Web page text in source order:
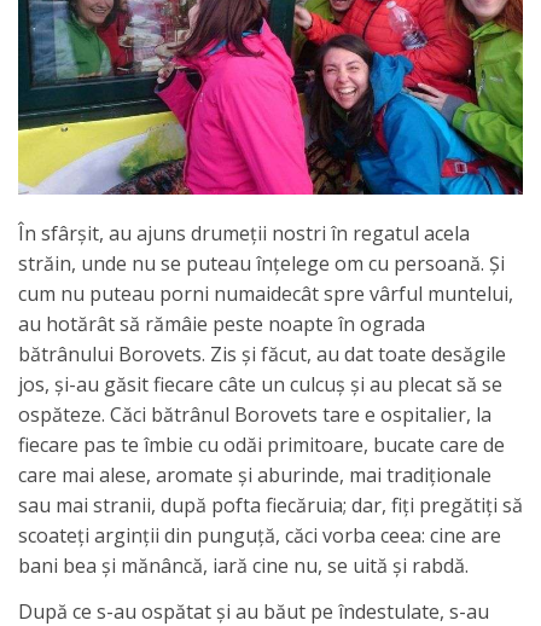
În sfârşit, au ajuns drumeţii nostri în regatul acela
străin, unde nu se puteau înţelege om cu persoană. Şi
cum nu puteau porni numaidecât spre vârful muntelui,
au hotărât să rămâie peste noapte în ograda
bătrânului Borovets. Zis şi făcut, au dat toate desăgile
jos, şi-au găsit fiecare câte un culcuş şi au plecat să se
ospăteze. Căci bătrânul Borovets tare e ospitalier, la
fiecare pas te îmbie cu odăi primitoare, bucate care de
care mai alese, aromate şi aburinde, mai tradiţionale
sau mai stranii, după pofta fiecăruia; dar, fiţi pregătiţi să
scoateţi arginţii din punguţă, căci vorba ceea: cine are
bani bea şi mănâncă, iară cine nu, se uită și rabdă.
După ce s-au ospătat şi au băut pe îndestulate, s-au